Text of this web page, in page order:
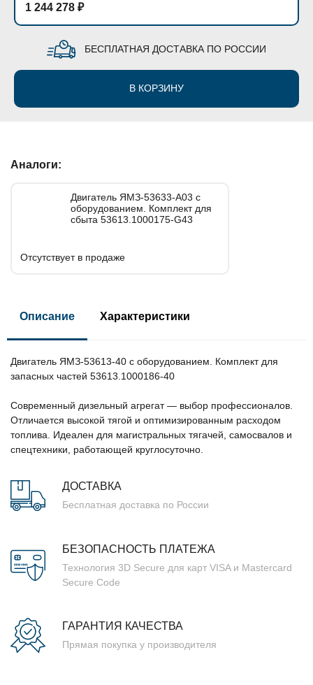
1 244 278 ₽
БЕСПЛАТНАЯ ДОСТАВКА ПО РОССИИ
В КОРЗИНУ
Аналоги:
Двигатель ЯМЗ-53633-А03 с
оборудованием. Комплект для
сбыта 53613.1000175-G43
Отсутствует в продаже
Описание Характеристики
Двигатель ЯМЗ-53613-40 с оборудованием. Комплект для
запасных частей 53613.1000186-40
Современный дизельный агрегат — выбор профессионалов.
Отличается высокой тягой и оптимизированным расходом
топлива. Идеален для магистральных тягачей, самосвалов и
спецтехники, работающей круглосуточно.
ДОСТАВКА
Бесплатная доставка по России
БЕЗОПАСНОСТЬ ПЛАТЕЖА
Технология 3D Secure для карт VISA и Mastercard
Secure Code
ГАРАНТИЯ КАЧЕСТВА
Прямая покупка у производителя